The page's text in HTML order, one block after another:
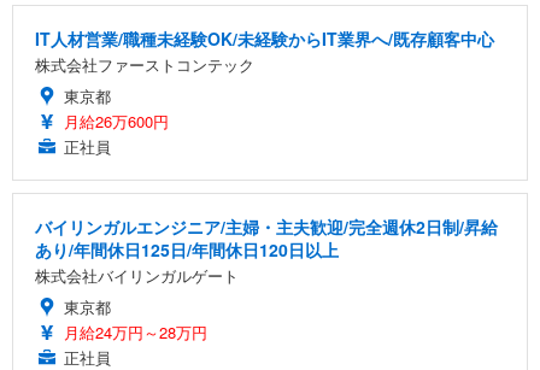
IT人材営業/職種未経験OK/未経験からIT業界へ/既存顧客中心
株式会社ファーストコンテック
東京都
月給26万600円
正社員
バイリンガルエンジニア/主婦・主夫歓迎/完全週休2日制/昇給
あり/年間休日125日/年間休日120日以上
株式会社バイリンガルゲート
東京都
月給24万円～28万円
正社員